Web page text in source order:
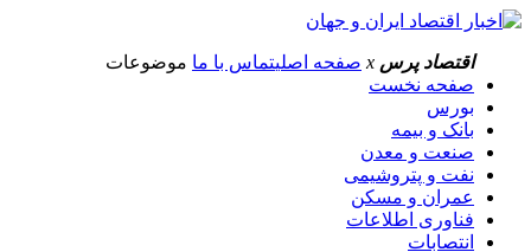
اقتصاد پرس x صفحه اصلیتماس با ما موضوعات
صفحه نخست
بورس
بانک و بیمه
صنعت و معدن
نفت و پتروشیمی
عمران و مسکن
فناوری اطلاعات
انتصابات